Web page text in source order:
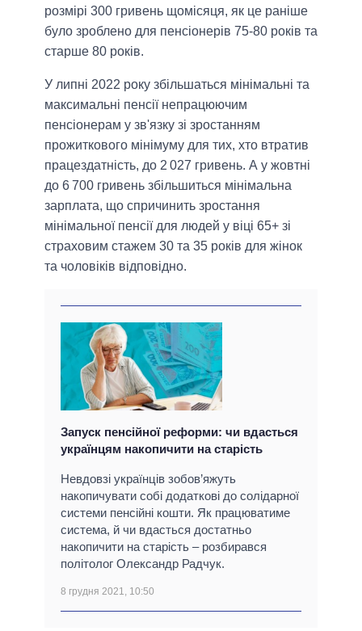
розмірі 300 гривень щомісяця, як це раніше
було зроблено для пенсіонерів 75-80 років та
старше 80 років.
У липні 2022 року збільшаться мінімальні та
максимальні пенсії непрацюючим
пенсіонерам у зв'язку зі зростанням
прожиткового мінімуму для тих, хто втратив
працездатність, до 2 027 гривень. А у жовтні
до 6 700 гривень збільшиться мінімальна
зарплата, що спричинить зростання
мінімальної пенсії для людей у віці 65+ зі
страховим стажем 30 та 35 років для жінок
та чоловіків відповідно.
Запуск пенсійної реформи: чи вдасться
українцям накопичити на старість
Невдовзі українців зобов’яжуть
накопичувати собі додаткові до солідарної
системи пенсійні кошти. Як працюватиме
система, й чи вдасться достатньо
накопичити на старість ‒ розбирався
політолог Олександр Радчук.
8 грудня 2021, 10:50